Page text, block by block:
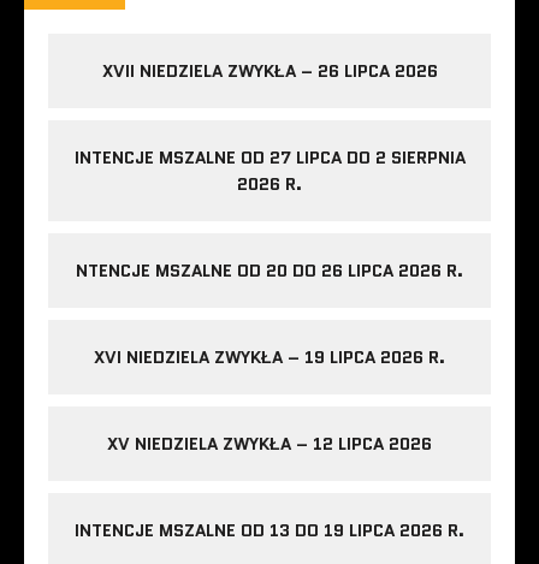
XVII NIEDZIELA ZWYKŁA – 26 LIPCA 2026
INTENCJE MSZALNE OD 27 LIPCA DO 2 SIERPNIA
2026 R.
NTENCJE MSZALNE OD 20 DO 26 LIPCA 2026 R.
XVI NIEDZIELA ZWYKŁA – 19 LIPCA 2026 R.
XV NIEDZIELA ZWYKŁA – 12 LIPCA 2026
INTENCJE MSZALNE OD 13 DO 19 LIPCA 2026 R.